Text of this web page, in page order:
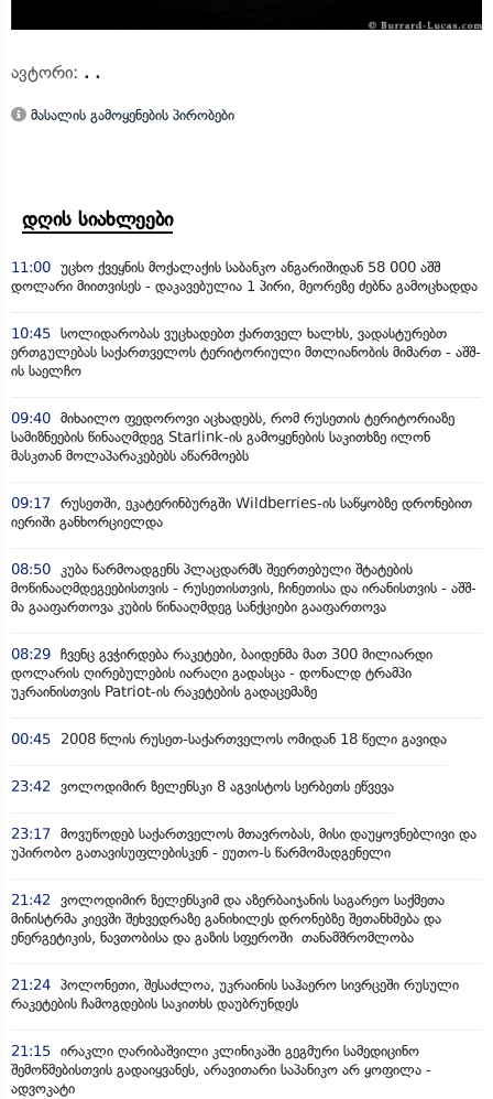
ავტორი: . .
მასალის გამოყენების პირობები
დღის სიახლეები
11:00 უცხო ქვეყნის მოქალაქის საბანკო ანგარიშიდან 58 000 აშშ
დოლარი მიითვისეს - დაკავებულია 1 პირი, მეორეზე ძებნა გამოცხადდა
10:45 სოლიდარობას ვუცხადებთ ქართველ ხალხს, ვადასტურებთ
ერთგულებას საქართველოს ტერიტორიული მთლიანობის მიმართ - აშშ-
ის საელჩო
09:40 მიხაილო ფედოროვი აცხადებს, რომ რუსეთის ტერიტორიაზე
სამიზნეების წინააღმდეგ Starlink-ის გამოყენების საკითხზე ილონ
მასკთან მოლაპარაკებებს აწარმოებს
09:17 რუსეთში, ეკატერინბურგში Wildberries-ის საწყობზე დრონებით
იერიში განხორციელდა
08:50 კუბა წარმოადგენს პლაცდარმს შეერთებული შტატების
მოწინააღმდეგეებისთვის - რუსეთისთვის, ჩინეთისა და ირანისთვის - აშშ-
მა გააფართოვა კუბის წინააღმდეგ სანქციები გააფართოვა
08:29 ჩვენც გვჭირდება რაკეტები, ბაიდენმა მათ 300 მილიარდი
დოლარის ღირებულების იარაღი გადასცა - დონალდ ტრამპი
უკრაინისთვის Patriot-ის რაკეტების გადაცემაზე
00:45 2008 წლის რუსეთ-საქართველოს ომიდან 18 წელი გავიდა
23:42 ვოლოდიმირ ზელენსკი 8 აგვისტოს სერბეთს ეწვევა
23:17 მოვუწოდებ საქართველოს მთავრობას, მისი დაუყოვნებლივი და
უპირობო გათავისუფლებისკენ - ეუთო-ს წარმომადგენელი
21:42 ვოლოდიმირ ზელენსკიმ და აზერბაიჯანის საგარეო საქმეთა
მინისტრმა კიევში შეხვედრაზე განიხილეს დრონებზე შეთანხმება და
ენერგეტიკის, ნავთობისა და გაზის სფეროში თანამშრომლობა
21:24 პოლონეთი, შესაძლოა, უკრაინის საჰაერო სივრცეში რუსული
რაკეტების ჩამოგდების საკითხს დაუბრუნდეს
21:15 ირაკლი ღარიბაშვილი კლინიკაში გეგმური სამედიცინო
შემოწმებისთვის გადაიყვანეს, არავითარი საპანიკო არ ყოფილა -
ადვოკატი